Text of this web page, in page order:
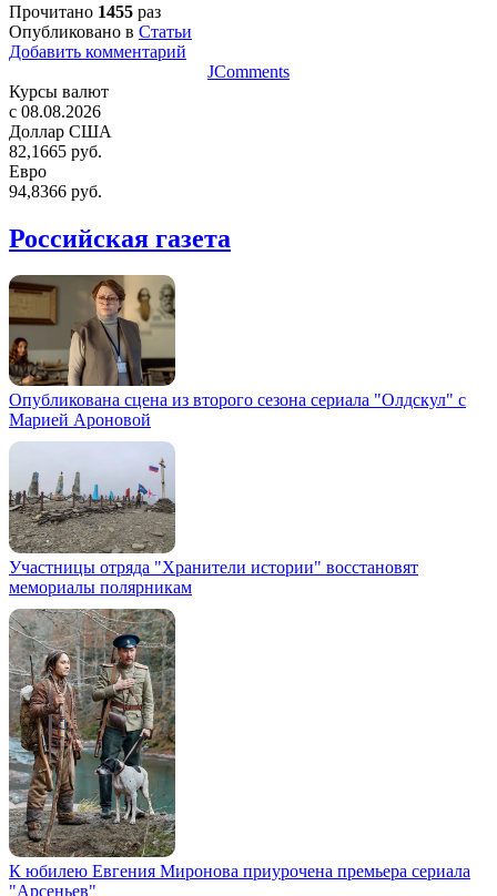
Прочитано 1455 раз
Опубликовано в Статьи
Добавить комментарий
JComments
Курсы валют
c 08.08.2026
Доллар США
82,1665 руб.
Евро
94,8366 руб.
Российская газета
Опубликована сцена из второго сезона сериала "Олдскул" с
Марией Ароновой
Участницы отряда "Хранители истории" восстановят
мемориалы полярникам
К юбилею Евгения Миронова приурочена премьера сериала
"Арсеньев"